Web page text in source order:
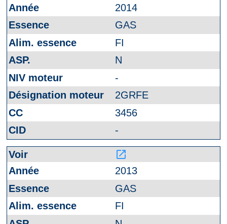
2014
GAS
FI
N
-
2GRFE
3456
-
launch
2013
GAS
FI